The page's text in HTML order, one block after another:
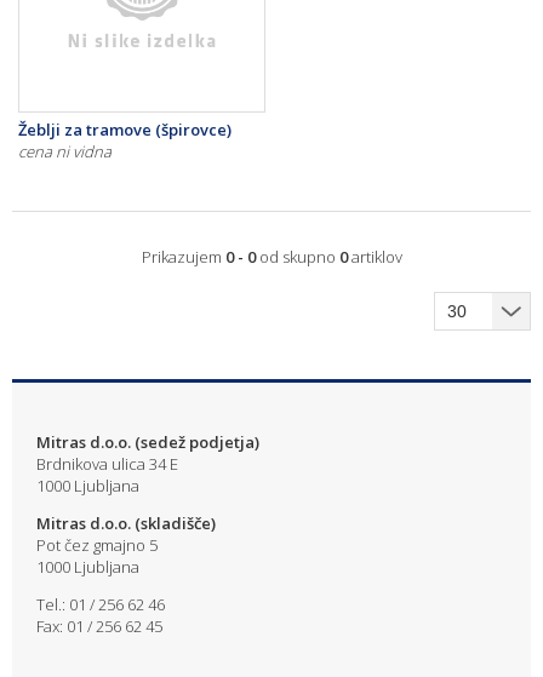
Žeblji za tramove (špirovce)
cena ni vidna
Prikazujem 0 - 0od skupno 0artiklov
Mitras d.o.o. (sedež podjetja)
Brdnikova ulica 34 E
1000 Ljubljana
Mitras d.o.o. (skladišče)
Pot čez gmajno 5
1000 Ljubljana
Tel.: 01 / 256 62 46
Fax: 01 / 256 62 45